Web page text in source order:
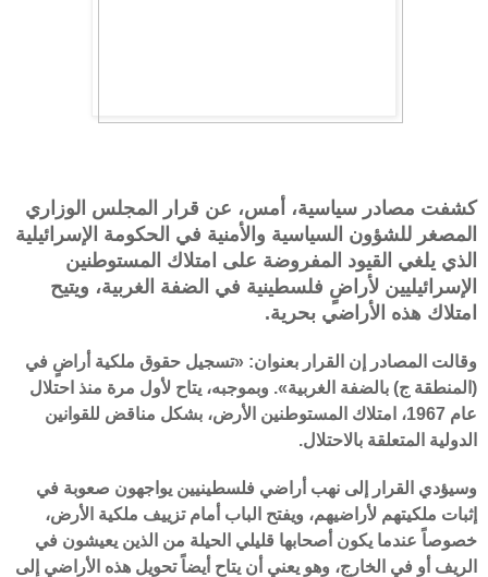
كشفت مصادر سياسية، أمس، عن قرار المجلس الوزاري
المصغر للشؤون السياسية والأمنية في الحكومة الإسرائيلية
الذي يلغي القيود المفروضة على امتلاك المستوطنين
الإسرائيليين لأراضٍ فلسطينية في الضفة الغربية، ويتيح
امتلاك هذه الأراضي بحرية.
وقالت المصادر إن القرار بعنوان: «تسجيل حقوق ملكية أراضٍ في
(المنطقة ج) بالضفة الغربية». وبموجبه، يتاح لأول مرة منذ احتلال
عام 1967، امتلاك المستوطنين الأرض، بشكل مناقض للقوانين
الدولية المتعلقة بالاحتلال.
وسيؤدي القرار إلى نهب أراضي فلسطينيين يواجهون صعوبة في
إثبات ملكيتهم لأراضيهم، ويفتح الباب أمام تزييف ملكية الأرض،
خصوصاً عندما يكون أصحابها قليلي الحيلة من الذين يعيشون في
الريف أو في الخارج، وهو يعني أن يتاح أيضاً تحويل هذه الأراضي إلى